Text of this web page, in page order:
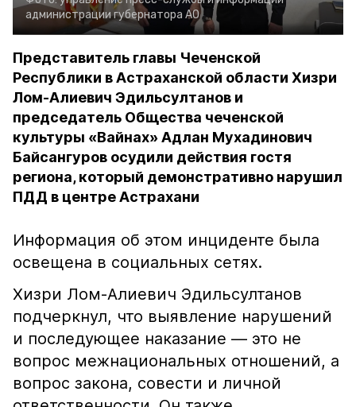
администрации губернатора АО
Представитель главы Чеченской
Республики в Астраханской области Хизри
Лом-Алиевич Эдильсултанов и
председатель Общества чеченской
культуры «Вайнах» Адлан Мухадинович
Байсангуров осудили действия гостя
региона, который демонстративно нарушил
ПДД в центре Астрахани
Информация об этом инциденте была
освещена в социальных сетях.
Хизри Лом-Алиевич Эдильсултанов
подчеркнул, что выявление нарушений
и последующее наказание — это не
вопрос межнациональных отношений, а
вопрос закона, совести и личной